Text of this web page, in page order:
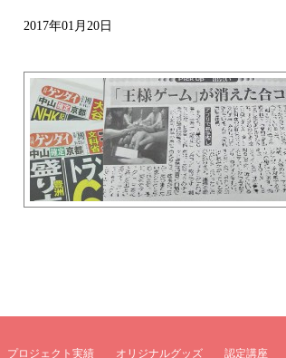
2017年01月20日
プロジェクト実績 オリジナルグッズ 認定講座